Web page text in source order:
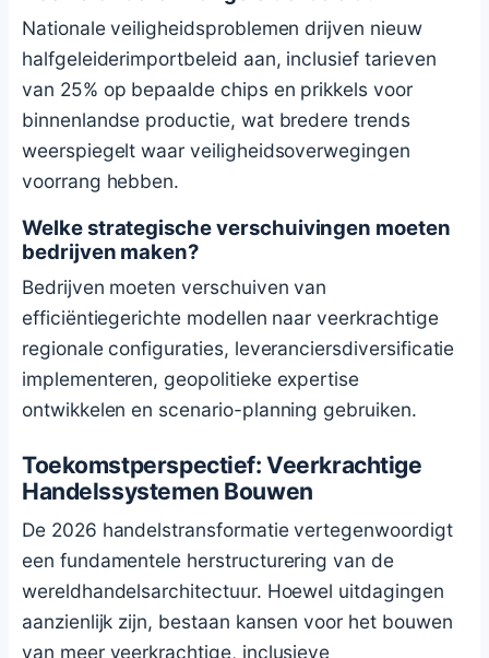
Nationale veiligheidsproblemen drijven nieuw
halfgeleiderimportbeleid aan, inclusief tarieven
van 25% op bepaalde chips en prikkels voor
binnenlandse productie, wat bredere trends
weerspiegelt waar veiligheidsoverwegingen
voorrang hebben.
Welke strategische verschuivingen moeten
bedrijven maken?
Bedrijven moeten verschuiven van
efficiëntiegerichte modellen naar veerkrachtige
regionale configuraties, leveranciersdiversificatie
implementeren, geopolitieke expertise
ontwikkelen en scenario-planning gebruiken.
Toekomstperspectief: Veerkrachtige
Handelssystemen Bouwen
De 2026 handelstransformatie vertegenwoordigt
een fundamentele herstructurering van de
wereldhandelsarchitectuur. Hoewel uitdagingen
aanzienlijk zijn, bestaan kansen voor het bouwen
van meer veerkrachtige, inclusieve